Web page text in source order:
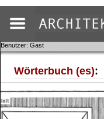
Benutzer: Gast
Wörterbuch (es):